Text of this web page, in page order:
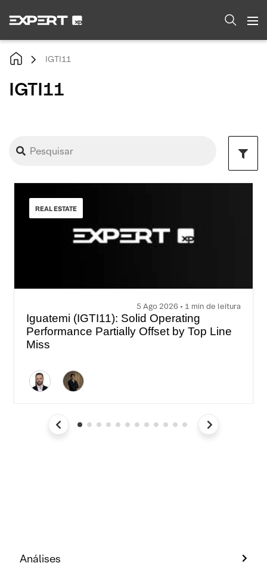
IGTI11
IGTI11
REAL ESTATE
5 Ago 2026 • 1 min de leitura
Iguatemi (IGTI11): Solid Operating
Performance Partially Offset by Top Line
Miss
Análises